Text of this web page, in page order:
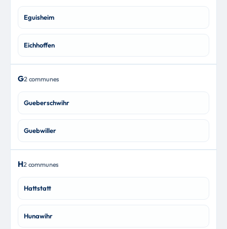
Eguisheim
Eichhoffen
G2 communes
Gueberschwihr
Guebwiller
H2 communes
Hattstatt
Hunawihr